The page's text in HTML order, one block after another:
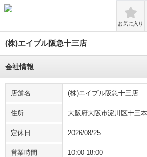
お気に入り
(株)エイブル阪急十三店
会社情報
店舗名 (株)エイブル阪急十三店
住所 大阪府大阪市淀川区十三
定休日 2026/08/25
営業時間 10:00-18:00